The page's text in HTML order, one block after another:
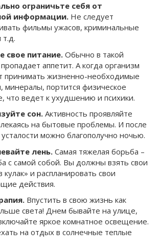
ограничьте себя от
информации. Не следует
фильмы ужасов, криминальные
т.д.
свое питание. Обычно в такой
аппетит. А когда организм
принимать жизненно-необходимые
минералы, портится физическое
что ведет к ухудшению и психики.
сон. Активность проявляйте
на бытовые проблемы. И после
можно благополучно ночью.
лень. Самая тяжелая борьба –
с самой собой. Вы должны взять свои
кулак» и распланировать свои
действия.
Впустить в свою жизнь как
света! Днем бывайте на улице,
яркое комнатное освещение.
на отдых в солнечные теплые